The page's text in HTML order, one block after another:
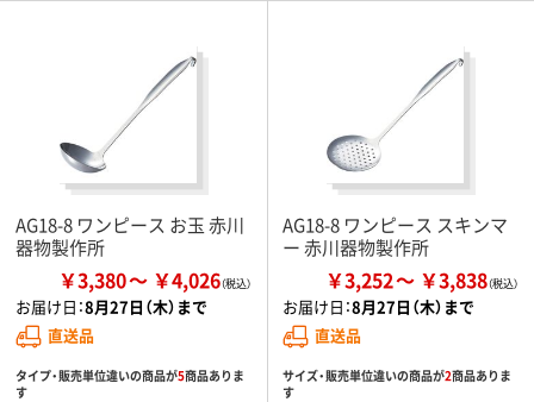
AG18-8 ワンピース お玉 赤川
器物製作所
￥3,380 ￥4,026
お届け日：8月27日（木）まで
直送品
タイプ・販売単位違いの商品が5商品ありま
す
AG18-8 ワンピース スキンマ
ー 赤川器物製作所
￥3,252 ￥3,838
お届け日：8月27日（木）まで
直送品
サイズ・販売単位違いの商品が2商品ありま
す